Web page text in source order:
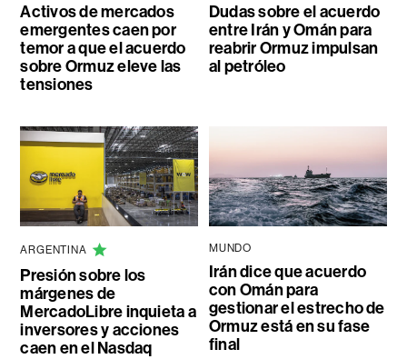
Activos de mercados
emergentes caen por
temor a que el acuerdo
sobre Ormuz eleve las
tensiones
Dudas sobre el acuerdo
entre Irán y Omán para
reabrir Ormuz impulsan
al petróleo
ARGENTINA
Presión sobre los
márgenes de
MercadoLibre inquieta a
inversores y acciones
caen en el Nasdaq
MUNDO
Irán dice que acuerdo
con Omán para
gestionar el estrecho de
Ormuz está en su fase
final